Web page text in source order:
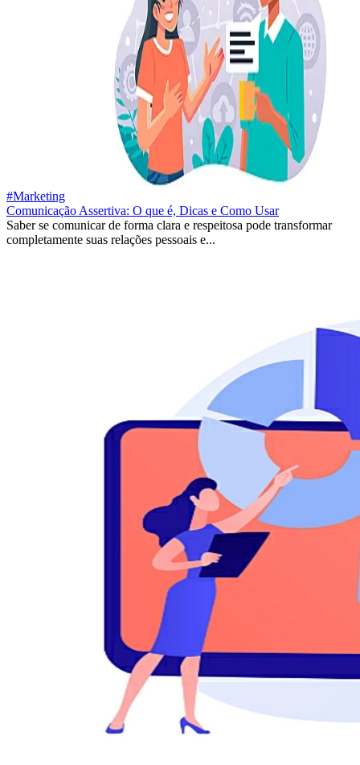
#Marketing
Comunicação Assertiva: O que é, Dicas e Como Usar
Saber se comunicar de forma clara e respeitosa pode transformar
completamente suas relações pessoais e...